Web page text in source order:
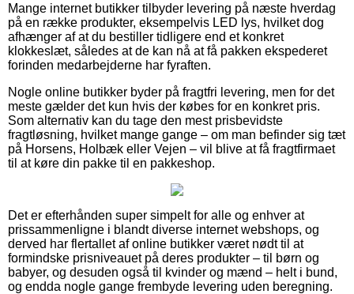
Mange internet butikker tilbyder levering på næste hverdag
på en række produkter, eksempelvis LED lys, hvilket dog
afhænger af at du bestiller tidligere end et konkret
klokkeslæt, således at de kan nå at få pakken ekspederet
forinden medarbejderne har fyraften.
Nogle online butikker byder på fragtfri levering, men for det
meste gælder det kun hvis der købes for en konkret pris.
Som alternativ kan du tage den mest prisbevidste
fragtløsning, hvilket mange gange – om man befinder sig tæt
på Horsens, Holbæk eller Vejen – vil blive at få fragtfirmaet
til at køre din pakke til en pakkeshop.
Det er efterhånden super simpelt for alle og enhver at
prissammenligne i blandt diverse internet webshops, og
derved har flertallet af online butikker været nødt til at
formindske prisniveauet på deres produkter – til børn og
babyer, og desuden også til kvinder og mænd – helt i bund,
og endda nogle gange frembyde levering uden beregning.